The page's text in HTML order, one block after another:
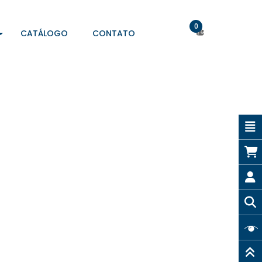
CATÁLOGO CONTATO
0